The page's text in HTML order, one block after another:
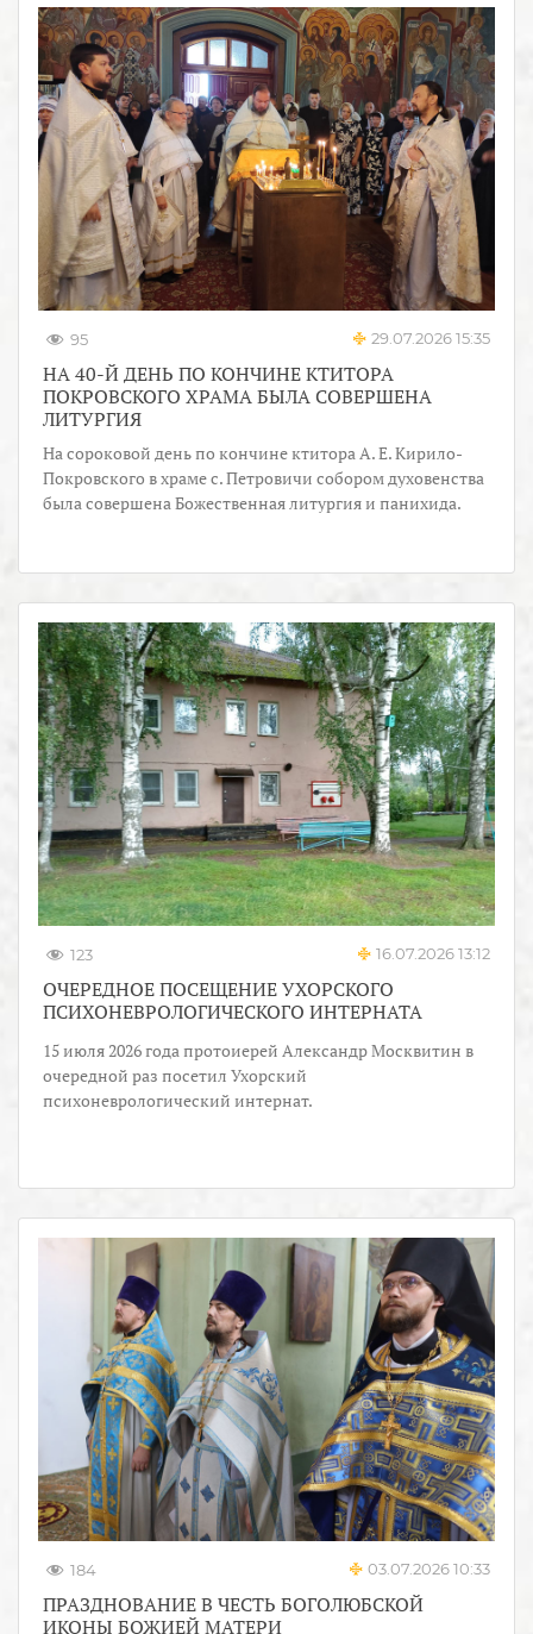
95 29.07.2026 15:35
НА 40-Й ДЕНЬ ПО КОНЧИНЕ КТИТОРА
ПОКРОВСКОГО ХРАМА БЫЛА СОВЕРШЕНА
ЛИТУРГИЯ
На сороковой день по кончине ктитора А. Е. Кирило-
Покровского в храме с. Петровичи собором духовенства
была совершена Божественная литургия и панихида.
123 16.07.2026 13:12
ОЧЕРЕДНОЕ ПОСЕЩЕНИЕ УХОРСКОГО
ПСИХОНЕВРОЛОГИЧЕСКОГО ИНТЕРНАТА
15 июля 2026 года протоиерей Александр Москвитин в
очередной раз посетил Ухорский
психоневрологический интернат.
184 03.07.2026 10:33
ПРАЗДНОВАНИЕ В ЧЕСТЬ БОГОЛЮБСКОЙ
ИКОНЫ БОЖИЕЙ МАТЕРИ